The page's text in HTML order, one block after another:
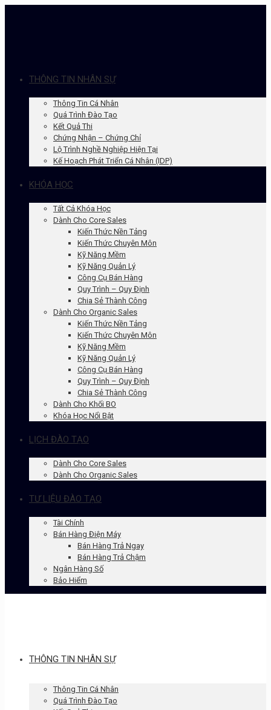
THÔNG TIN NHÂN SỰ
Thông Tin Cá Nhân
Quá Trình Đào Tạo
Kết Quả Thi
Chứng Nhận – Chứng Chỉ
Lộ Trình Nghề Nghiệp Hiện Tại
Kế Hoạch Phát Triển Cá Nhân (IDP)
KHÓA HỌC
Tất Cả Khóa Học
Dành Cho Core Sales
Kiến Thức Nền Tảng
Kiến Thức Chuyên Môn
Kỹ Năng Mềm
Kỹ Năng Quản Lý
Công Cụ Bán Hàng
Quy Trình – Quy Định
Chia Sẻ Thành Công
Dành Cho Organic Sales
Kiến Thức Nền Tảng
Kiến Thức Chuyên Môn
Kỹ Năng Mềm
Kỹ Năng Quản Lý
Công Cụ Bán Hàng
Quy Trình – Quy Định
Chia Sẻ Thành Công
Dành Cho Khối BO
Khóa Học Nổi Bật
LỊCH ĐÀO TẠO
Dành Cho Core Sales
Dành Cho Organic Sales
TƯ LIỆU ĐÀO TẠO
Tài Chính
Bán Hàng Điện Máy
Bán Hàng Trả Ngay
Bán Hàng Trả Chậm
Ngân Hàng Số
Bảo Hiểm
THÔNG TIN NHÂN SỰ
Thông Tin Cá Nhân
Quá Trình Đào Tạo